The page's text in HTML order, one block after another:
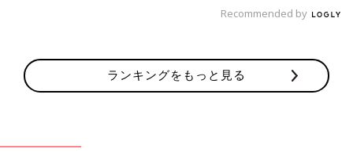
Recommended by
ランキングをもっと見る